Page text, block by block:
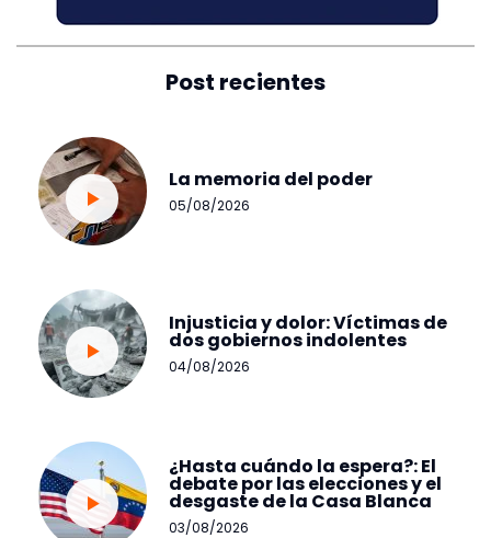
Post recientes
La memoria del poder
05/08/2026
Injusticia y dolor: Víctimas de
dos gobiernos indolentes
04/08/2026
¿Hasta cuándo la espera?: El
debate por las elecciones y el
desgaste de la Casa Blanca
03/08/2026